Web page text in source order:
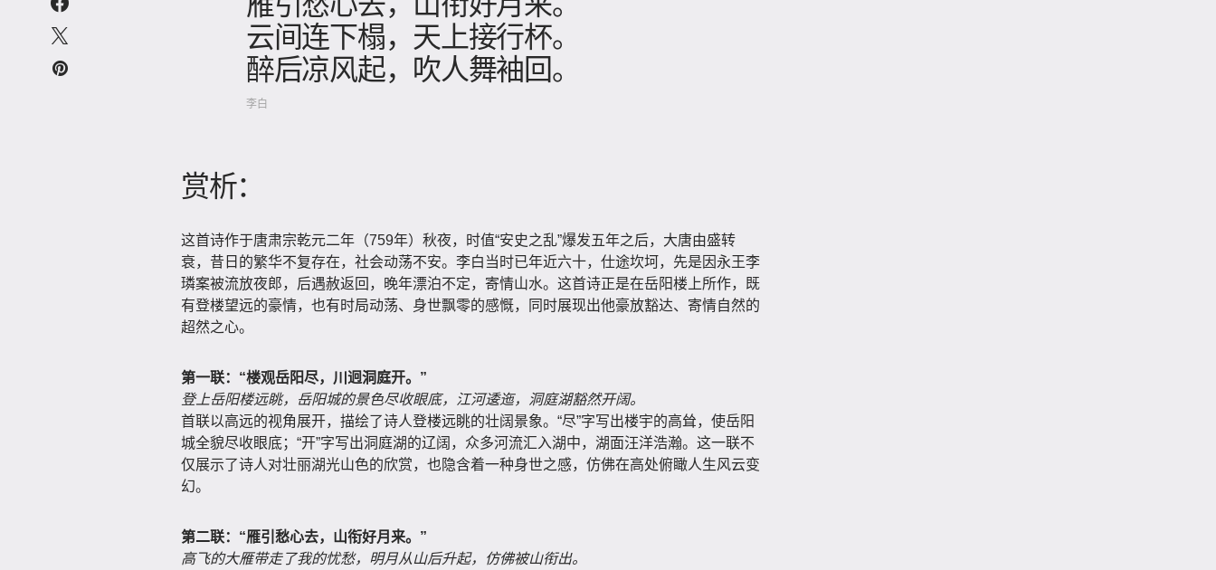
云间连下榻，天上接行杯。
醉后凉风起，吹人舞袖回。
李白
赏析：
这首诗作于唐肃宗乾元二年（759年）秋夜，时值“安史之乱”爆发五年之后，大唐由盛转
衰，昔日的繁华不复存在，社会动荡不安。李白当时已年近六十，仕途坎坷，先是因永王李
璘案被流放夜郎，后遇赦返回，晚年漂泊不定，寄情山水。这首诗正是在岳阳楼上所作，既
有登楼望远的豪情，也有时局动荡、身世飘零的感慨，同时展现出他豪放豁达、寄情自然的
超然之心。
第一联：“楼观岳阳尽，川迥洞庭开。”
登上岳阳楼远眺，岳阳城的景色尽收眼底，江河逶迤，洞庭湖豁然开阔。
首联以高远的视角展开，描绘了诗人登楼远眺的壮阔景象。“尽”字写出楼宇的高耸，使岳阳
城全貌尽收眼底；“开”字写出洞庭湖的辽阔，众多河流汇入湖中，湖面汪洋浩瀚。这一联不
仅展示了诗人对壮丽湖光山色的欣赏，也隐含着一种身世之感，仿佛在高处俯瞰人生风云变
幻。
第二联：“雁引愁心去，山衔好月来。”
高飞的大雁带走了我的忧愁，明月从山后升起，仿佛被山衔出。